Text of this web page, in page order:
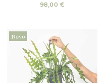
98,00 €
Novo